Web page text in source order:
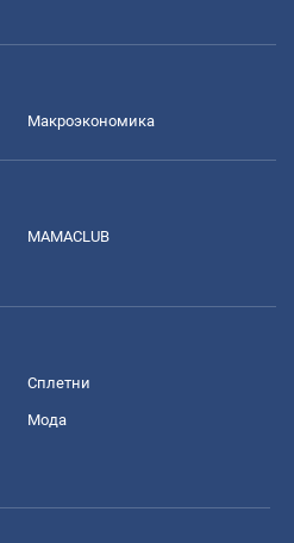
Mакроэкономика
MAMACLUB
Сплетни
Мода